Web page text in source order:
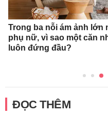
Trong ba nỗi ám ảnh lớn
phụ nữ, vì sao một căn
luôn đứng đầu?
ĐỌC THÊM